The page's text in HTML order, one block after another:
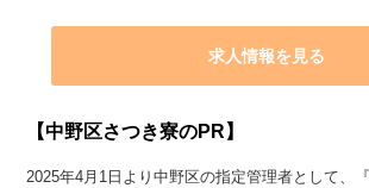
求人情報を見る
【中野区さつき寮のPR】
2025年4月1日より中野区の指定管理者として、